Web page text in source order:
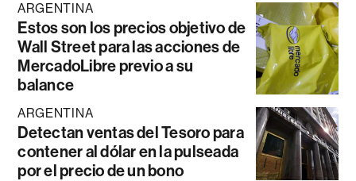
ARGENTINA
Estos son los precios objetivo de
Wall Street para las acciones de
MercadoLibre previo a su
balance
ARGENTINA
Detectan ventas del Tesoro para
contener al dólar en la pulseada
por el precio de un bono